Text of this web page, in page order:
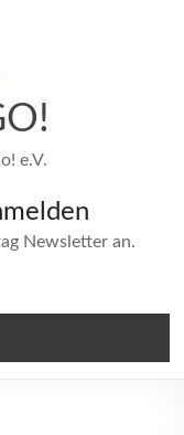
e.V.
Newsletter an.